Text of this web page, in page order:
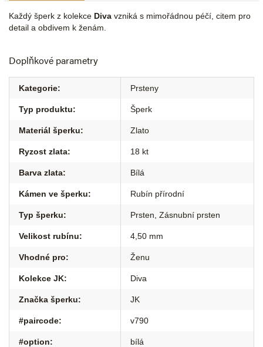
Každý šperk z kolekce Diva vzniká s mimořádnou péčí, citem pro
detail a obdivem k ženám.
Doplňkové parametry
Kategorie: Prsteny
Typ produktu: Šperk
Materiál šperku: Zlato
Ryzost zlata: 18 kt
Barva zlata: Bílá
Kámen ve šperku: Rubín přírodní
Typ šperku: Prsten Zásnubní prsten
Velikost rubínu: 4,50 mm
Vhodné pro: Ženu
Kolekce JK: Diva
Značka šperku: JK
#paircode: v790
#option: bílá